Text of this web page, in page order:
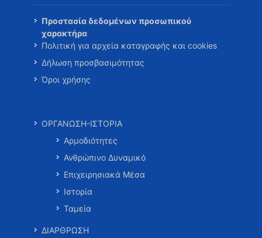
Προστασία δεδομένων προσωπικού
χαρακτήρα
Πολιτική για αρχεία καταγραφής και cookies
Δήλωση προσβασιμότητας
Όροι χρήσης
ΟΡΓΑΝΩΣΗ-ΙΣΤΟΡΙΑ
Αρμοδιότητες
Ανθρώπινο Δυναμικό
Επιχειρησιακά Μέσα
Ιστορία
Ταμεία
ΔΙΑΡΘΡΩΣΗ